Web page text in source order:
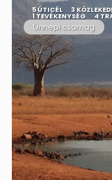
5 ÚTICÉL 3
1 TEVÉKENYSÉG 4
Ünnepi csomag